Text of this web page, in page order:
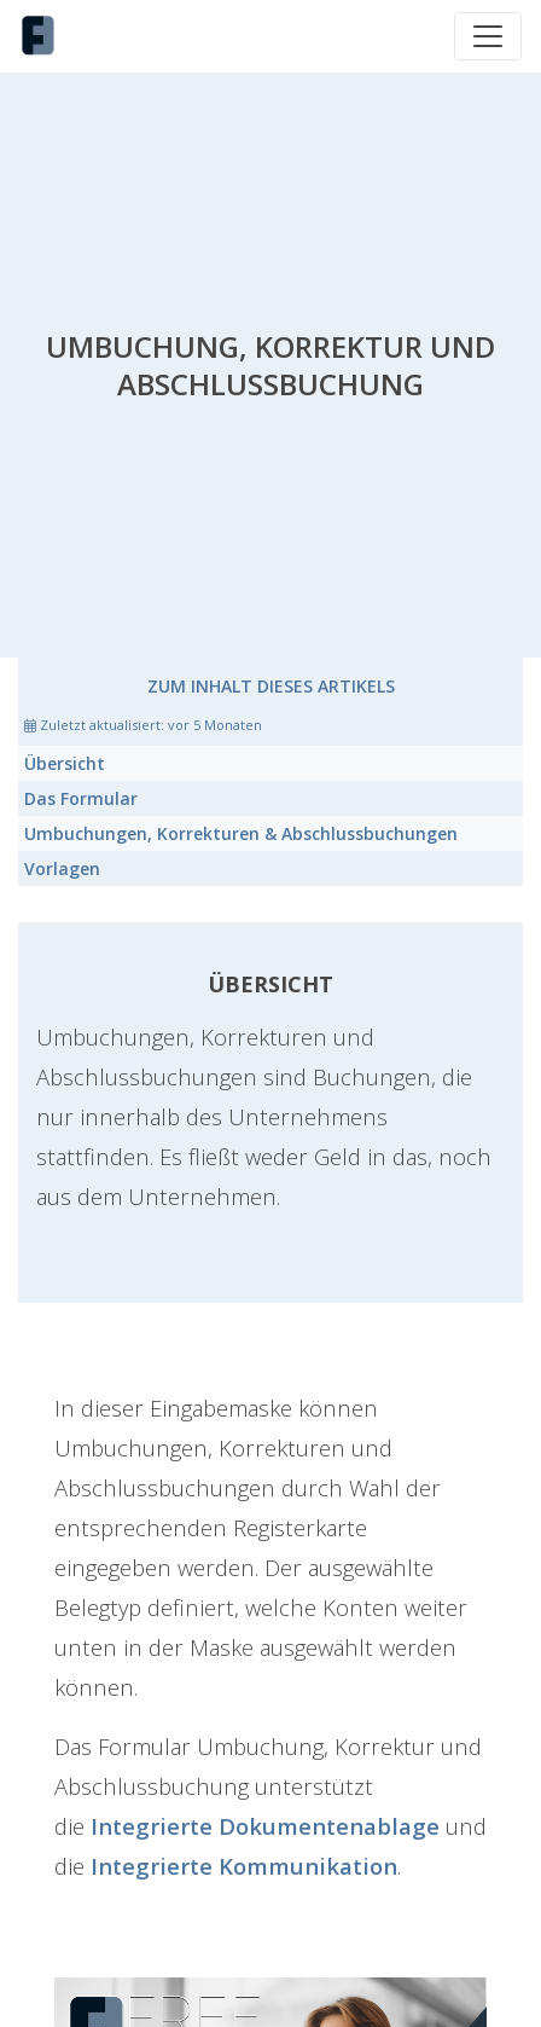
UMBUCHUNG, KORREKTUR UND
ABSCHLUSSBUCHUNG
ZUM INHALT DIESES ARTIKELS
Zuletzt aktualisiert: vor 5 Monaten
Übersicht
Das Formular
Umbuchungen, Korrekturen & Abschlussbuchungen
Vorlagen
ÜBERSICHT
Umbuchungen, Korrekturen und
Abschlussbuchungen sind Buchungen, die
nur innerhalb des Unternehmens
stattfinden. Es fließt weder Geld in das, noch
aus dem Unternehmen.
In dieser Eingabemaske können
Umbuchungen, Korrekturen und
Abschlussbuchungen durch Wahl der
entsprechenden Registerkarte
eingegeben werden. Der ausgewählte
Belegtyp definiert, welche Konten weiter
unten in der Maske ausgewählt werden
können.
Das Formular Umbuchung, Korrektur und
Abschlussbuchung unterstützt
die Integrierte Dokumentenablage und
die Integrierte Kommunikation.